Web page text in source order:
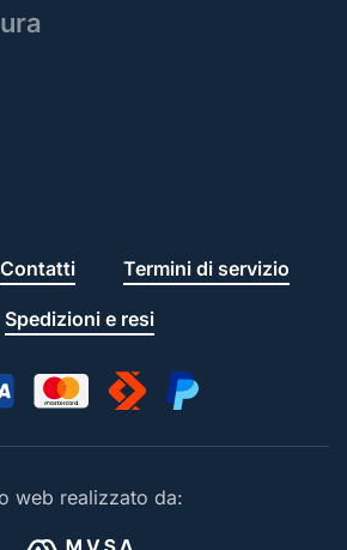
Contatti Termini di servizio
Spedizioni e resi
web realizzato da: